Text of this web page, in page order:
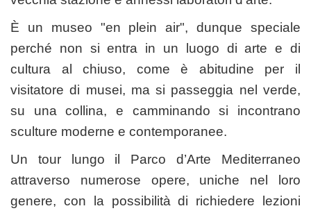
È un museo "en plein air", dunque speciale
perché non si entra in un luogo di arte e di
cultura al chiuso, come è abitudine per il
visitatore di musei, ma si passeggia nel verde,
su una collina, e camminando si incontrano
sculture moderne e contemporanee.
Un tour lungo il Parco d’Arte Mediterraneo
attraverso numerose opere, uniche nel loro
genere, con la possibilità di richiedere lezioni